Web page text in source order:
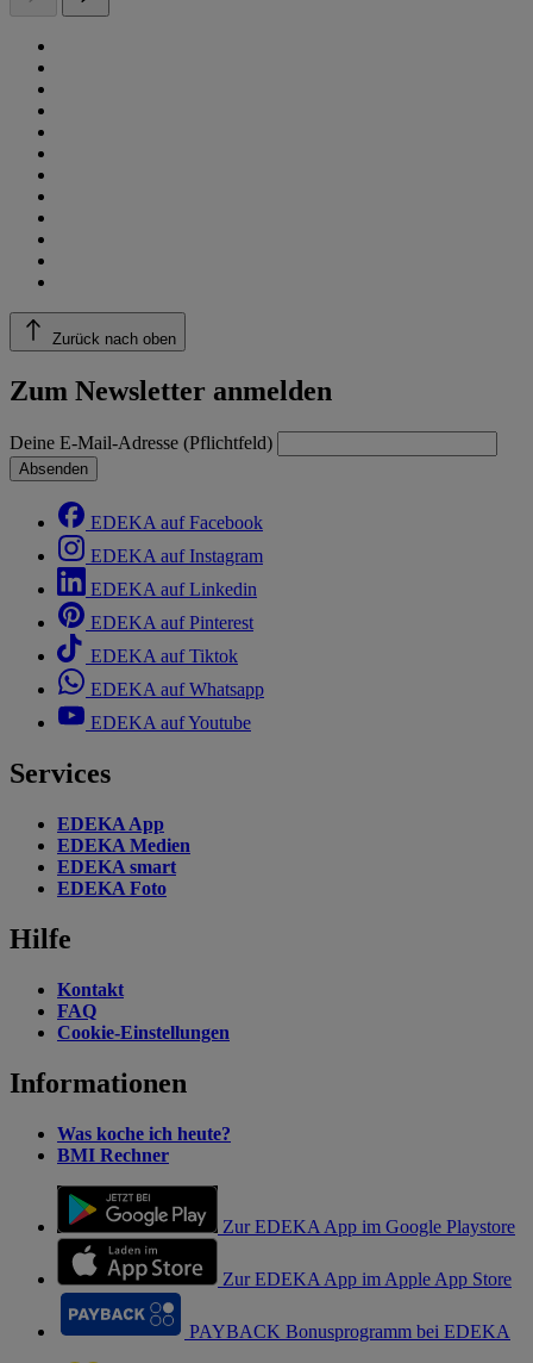
Zurück nach oben
Zum Newsletter anmelden
Deine E-Mail-Adresse (Pflichtfeld)
Absenden
EDEKA auf Facebook
EDEKA auf Instagram
EDEKA auf Linkedin
EDEKA auf Pinterest
EDEKA auf Tiktok
EDEKA auf Whatsapp
EDEKA auf Youtube
Services
EDEKA App
EDEKA Medien
EDEKA smart
EDEKA Foto
Hilfe
Kontakt
FAQ
Cookie-Einstellungen
Informationen
Was koche ich heute?
BMI Rechner
Zur EDEKA App im Google Playstore
Zur EDEKA App im Apple App Store
PAYBACK Bonusprogramm bei EDEKA